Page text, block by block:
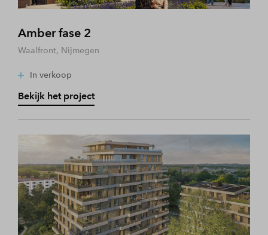
Amber fase 2
Waalfront, Nijmegen
In verkoop
Bekijk het project